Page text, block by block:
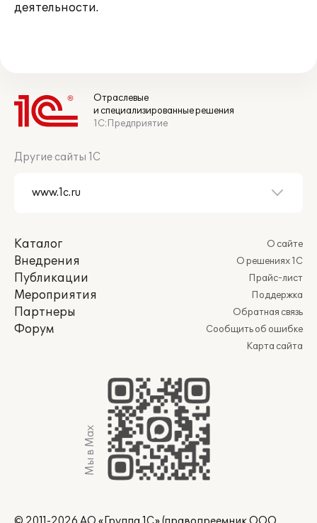
деятельности.
Отраслевые
и специализированные решения
1С:Предприятие
Другие сайты 1С
Каталог
Внедрения
Публикации
Мероприятия
Партнеры
Форум
О сайте
О решениях 1С
Прайс-лист
Поддержка
Обратная связь
Сообщить об ошибке
Карта сайта
Мы в Max